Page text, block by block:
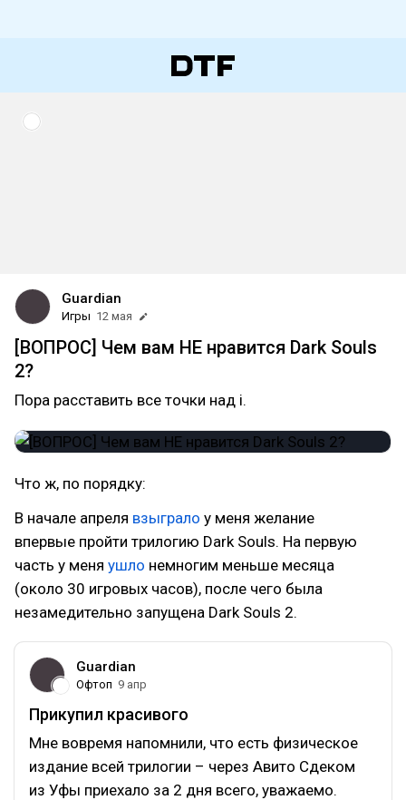
Guardian
Игры 12 мая
[ВОПРОС] Чем вам НЕ нравится Dark Souls
2?
Пора расставить все точки над i.
Что ж, по порядку:
В начале апреля взыграло у меня желание
впервые пройти трилогию Dark Souls. На первую
часть у меня ушло немногим меньше месяца
(около 30 игровых часов), после чего была
незамедительно запущена Dark Souls 2.
Guardian
Офтоп 9 апр
Прикупил красивого
Мне вовремя напомнили, что есть физическое
издание всей трилогии – через Авито Сдеком
из Уфы приехало за 2 дня всего, уважаемо.